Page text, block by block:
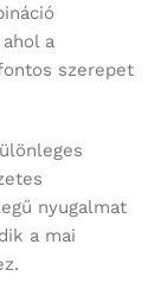
a
szerepet
nyugalmat
a mai